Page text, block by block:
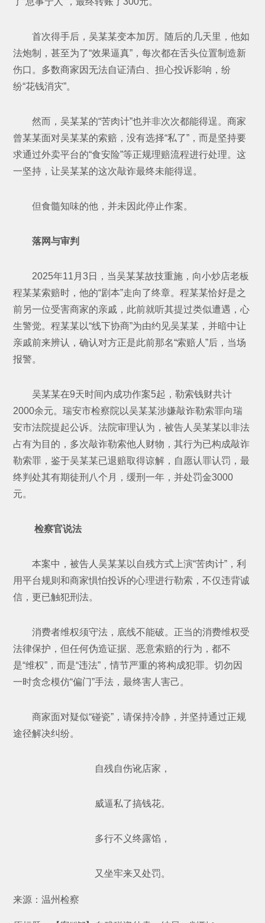
首次得手后，吴某某变本加厉。随后的几天里，他如
法炮制，甚至为了“效果逼真”，每次都在舌头位置制造新
伤口。多数商家因无法自证清白、担心投诉影响，纷
纷“花钱消灾”。
然而，吴某某的“苦肉计”也并非次次都能得逞。商家
曾某某面对吴某某的索赔，没有选择“私了”，而是坚持要
求通过外卖平台的“食安险”等正规理赔流程进行处理。这
一坚持，让吴某某的这次敲诈最终未能得逞。
但食髓知味的他，并未因此停止作案。
落网与审判
2025年11月3日，当吴某某故技重施，向小炒店老板
程某某索赔时，他的“剧本”走向了终章。程某某恰好是之
前另一位受害商家的亲戚，此前就听其提过类似遭遇，心
生警觉。程某某以“线下协商”为由约见吴某某，并暗中让
亲戚前来辨认，确认对方正是此前那名“索赔人”后，当场
报警。
吴某某在9天时间内成功作案5起，勒索钱财共计
2000余元。瑞安市检察院以吴某某涉嫌敲诈勒索罪向瑞
安市法院提起公诉。法院审理认为，被告人吴某某以非法
占有为目的，多次敲诈勒索他人财物，其行为已构成敲诈
勒索罪，鉴于吴某某已退赔取得谅解，自愿认罪认罚，最
终判处其有期徒刑八个月，缓刑一年，并处罚金3000
元。
检察官说法
本案中，被告人吴某某以自残方式上演“苦肉计”，利
用平台规则和商家惧怕投诉的心理进行勒索，不仅违背诚
信，更已触犯刑法。
消费者维权须守法，底线不能破。正当的消费维权受
法律保护，但任何伪造证据、恶意索赔的行为，都不
是“维权”，而是“违法”，情节严重的将构成犯罪。切勿因
一时贪念模仿“偏门”手法，最终害人害己。
商家面对疑似“碰瓷”，请保持冷静，并坚持通过正规
途径解决纠纷。
自残自伤讹店家，
威逼私了搞钱花。
多行不义终露馅，
又坐牢来又处罚。
来源：温州检察